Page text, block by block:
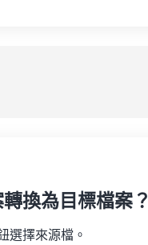
換為目標檔案？
選擇來源檔。